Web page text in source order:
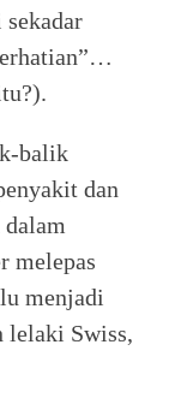
balik
dan
melepas
menjadi
lelaki Swiss,